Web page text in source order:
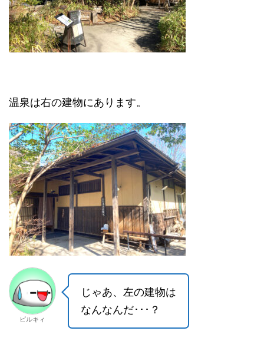
温泉は右の建物にあります。
ピルキィ
じゃあ、左の建物は
なんなんだ･･･？